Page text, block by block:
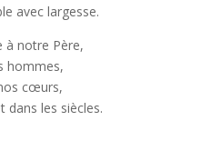
avec largesse.
à notre Père,
hommes,
cœurs,
les siècles.